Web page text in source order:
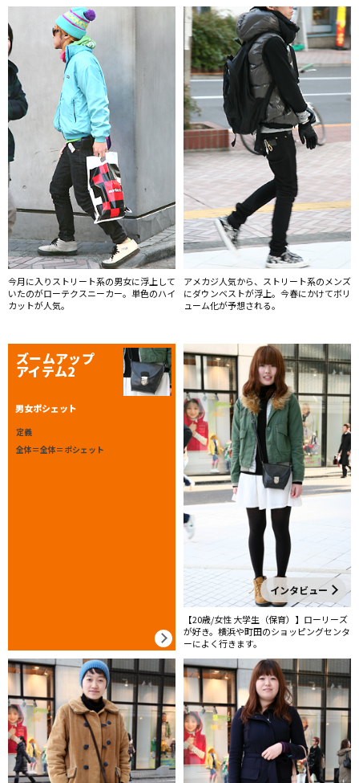
今月に入りストリート系の男女に浮上して
いたのがローテクスニーカー。単色のハイ
カットが人気。
アメカジ人気から、ストリート系のメンズ
にダウンベストが浮上。今春にかけてボリ
ューム化が予想される。
ズームアップ
アイテム2
男女ポシェット
定義
全体＝全体＝ポシェット
インタビュー
【20歳/女性 大学生（保育）】ローリーズ
が好き。横浜や町田のショッピングセンタ
ーによく行きます。